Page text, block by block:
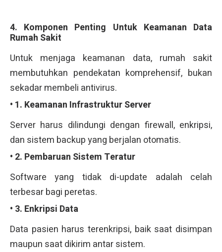
4. Komponen Penting Untuk Keamanan Data
Rumah Sakit
Untuk menjaga keamanan data, rumah sakit
membutuhkan pendekatan komprehensif, bukan
sekadar membeli antivirus.
• 1. Keamanan Infrastruktur Server
Server harus dilindungi dengan firewall, enkripsi,
dan sistem backup yang berjalan otomatis.
• 2. Pembaruan Sistem Teratur
Software yang tidak di-update adalah celah
terbesar bagi peretas.
• 3. Enkripsi Data
Data pasien harus terenkripsi, baik saat disimpan
maupun saat dikirim antar sistem.